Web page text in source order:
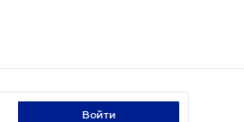
войти